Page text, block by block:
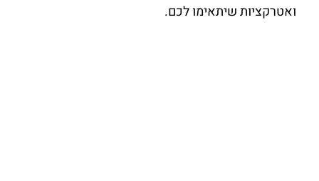
ואטרקציות שיתאימו לכם.